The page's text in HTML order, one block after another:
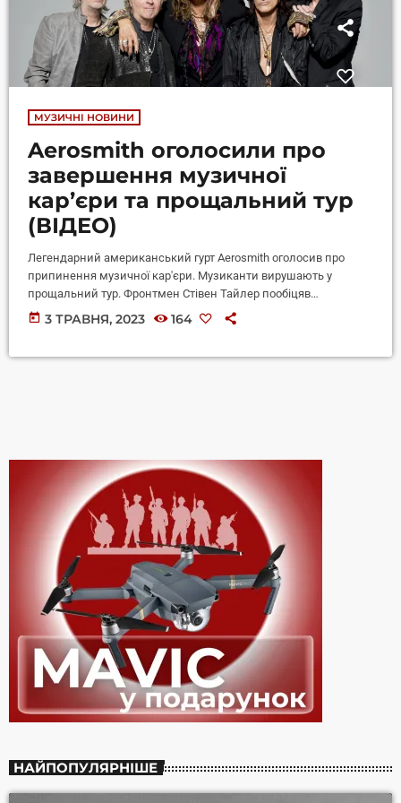
МУЗИЧНІ НОВИНИ
Aerosmith оголосили про
завершення музичної
кар’єри та прощальний тур
(ВІДЕО)
Легендарний американський гурт Aerosmith оголосив про
припинення музичної кар'єри. Музиканти вирушають у
прощальний тур. Фронтмен Стівен Тайлер пообіцяв
прихильникам найкраще шоу, яке вони бачили у своєму
житті. На офіційному YouTube-каналі гурт
заплановано сорок концертів […]
today 3 ТРАВНЯ, 2023 164
НАЙПОПУЛЯРНІШЕ